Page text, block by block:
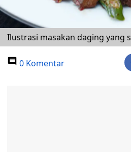
Ilustrasi masakan daging yang
0 Komentar